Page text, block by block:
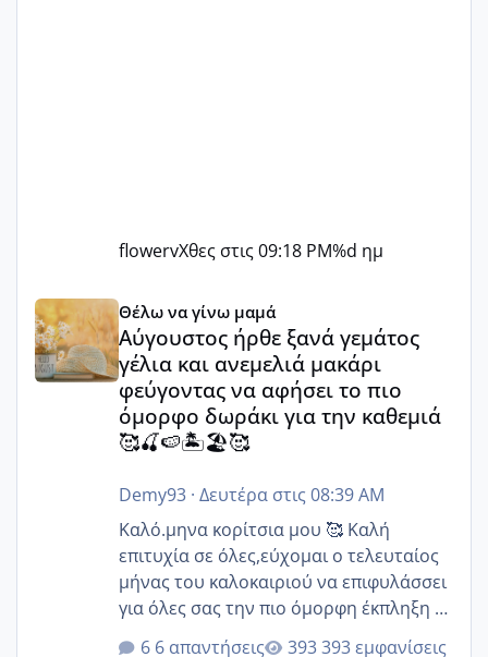
flowervΧθες στις 09:18 PM%d ημ
Αύγουστος ήρθε ξανά γεμάτος γέλια και ανεμελιά
Θέλω να γίνω μαμά
Αύγουστος ήρθε ξανά γεμάτος
γέλια και ανεμελιά μακάρι
φεύγοντας να αφήσει το πιο
όμορφο δωράκι για την καθεμιά
🥰🍒🍉🏝️🏖️🥰
Demy93· Δευτέρα στις 08:39 AM
Καλό.μηνα κορίτσια μου 🥰 Καλή
επιτυχία σε όλες,εύχομαι ο τελευταίος
μήνας του καλοκαιριού να επιφυλάσσει
για όλες σας την πιο όμορφη έκπληξη 🧿
@Elk @Melikara86 @Παρασκευαιδου
6 απαντήσεις 393 εμφανίσεις